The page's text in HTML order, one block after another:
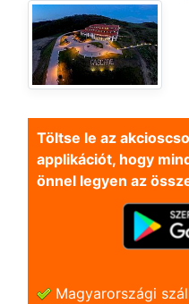
Töltse le az
applikációt, hogy
önnel legyen az
Magyarországi